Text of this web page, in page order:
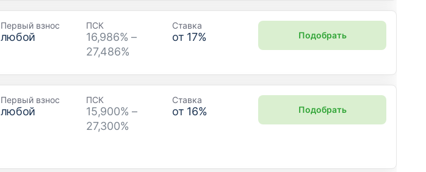
Первый взнос
любой
ПСК
16,986% –
27,486%
Ставка
от 17% Подобрать
Первый взнос
любой
ПСК
15,900% –
27,300%
Ставка
от 16% Подобрать